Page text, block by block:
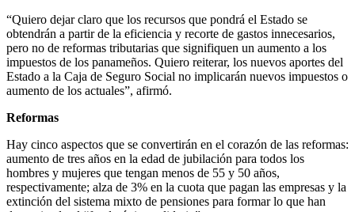
“Quiero dejar claro que los recursos que pondrá el Estado se
obtendrán a partir de la eficiencia y recorte de gastos innecesarios,
pero no de reformas tributarias que signifiquen un aumento a los
impuestos de los panameños. Quiero reiterar, los nuevos aportes del
Estado a la Caja de Seguro Social no implicarán nuevos impuestos o
aumento de los actuales”, afirmó.
Reformas
Hay cinco aspectos que se convertirán en el corazón de las reformas:
aumento de tres años en la edad de jubilación para todos los
hombres y mujeres que tengan menos de 55 y 50 años,
respectivamente; alza de 3% en la cuota que pagan las empresas y la
extinción del sistema mixto de pensiones para formar lo que han